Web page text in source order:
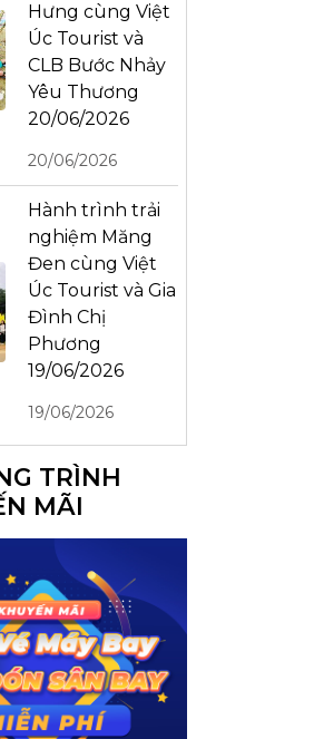
Hưng cùng Việt
Úc Tourist và
CLB Bước Nhảy
Yêu Thương
20/06/2026
20/06/2026
Hành trình trải
nghiệm Măng
Đen cùng Việt
Úc Tourist và Gia
Đình Chị
Phương
19/06/2026
19/06/2026
TRÌNH
MÃI